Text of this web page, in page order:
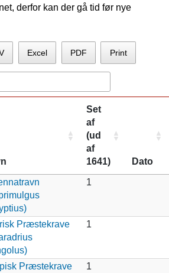
derfor kan der gå tid før nye
Excel PDF Print
Set
af
(ud
af
1641)
Dato
1
Præstekrave
1
Præstekrave
1